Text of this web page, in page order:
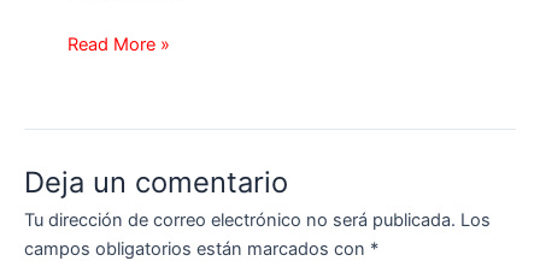
Read More »
Deja un comentario
Tu dirección de correo electrónico no será publicada. Los
campos obligatorios están marcados con *